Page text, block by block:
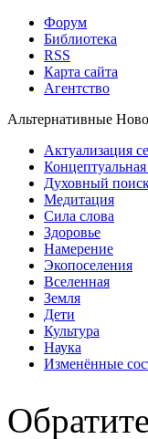
Форум
Библиотека
RSS
Карта сайта
Агентство
Альтернативные
Актуализация
Концептуальная
Духовный
Медитация
Сила слова
Здоровье
Намерение
Экопоселения
Вселенная
Земля
Дети
Культура
Наука
Изменённые